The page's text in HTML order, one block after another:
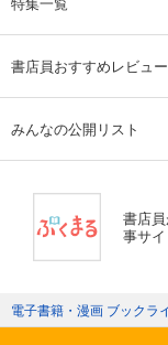
書店員おすすめレビュー
みんなの公開リスト
書店
事サイ
電子書籍・漫画 ブックラ